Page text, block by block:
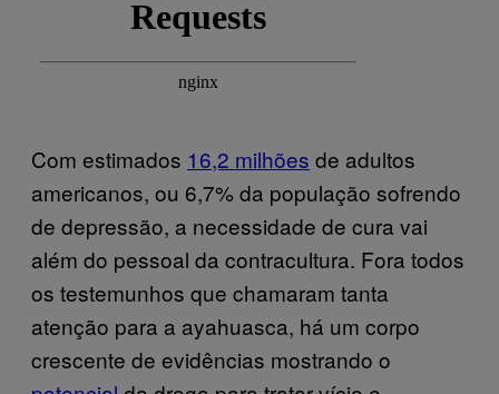
Com estimados 16,2 milhões de adultos
americanos, ou 6,7% da população sofrendo
de depressão, a necessidade de cura vai
além do pessoal da contracultura. Fora todos
os testemunhos que chamaram tanta
atenção para a ayahuasca, há um corpo
crescente de evidências mostrando o